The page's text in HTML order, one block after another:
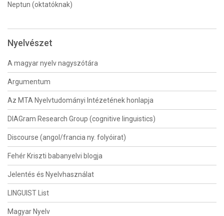
Neptun (oktatóknak)
Nyelvészet
A magyar nyelv nagyszótára
Argumentum
Az MTA Nyelvtudományi Intézetének honlapja
DIAGram Research Group (cognitive linguistics)
Discourse (angol/francia ny. folyóirat)
Fehér Kriszti babanyelvi blogja
Jelentés és Nyelvhasználat
LINGUIST List
Magyar Nyelv